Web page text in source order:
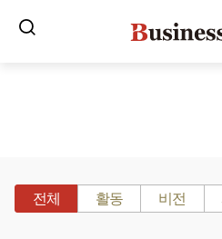
전체 활동 비전